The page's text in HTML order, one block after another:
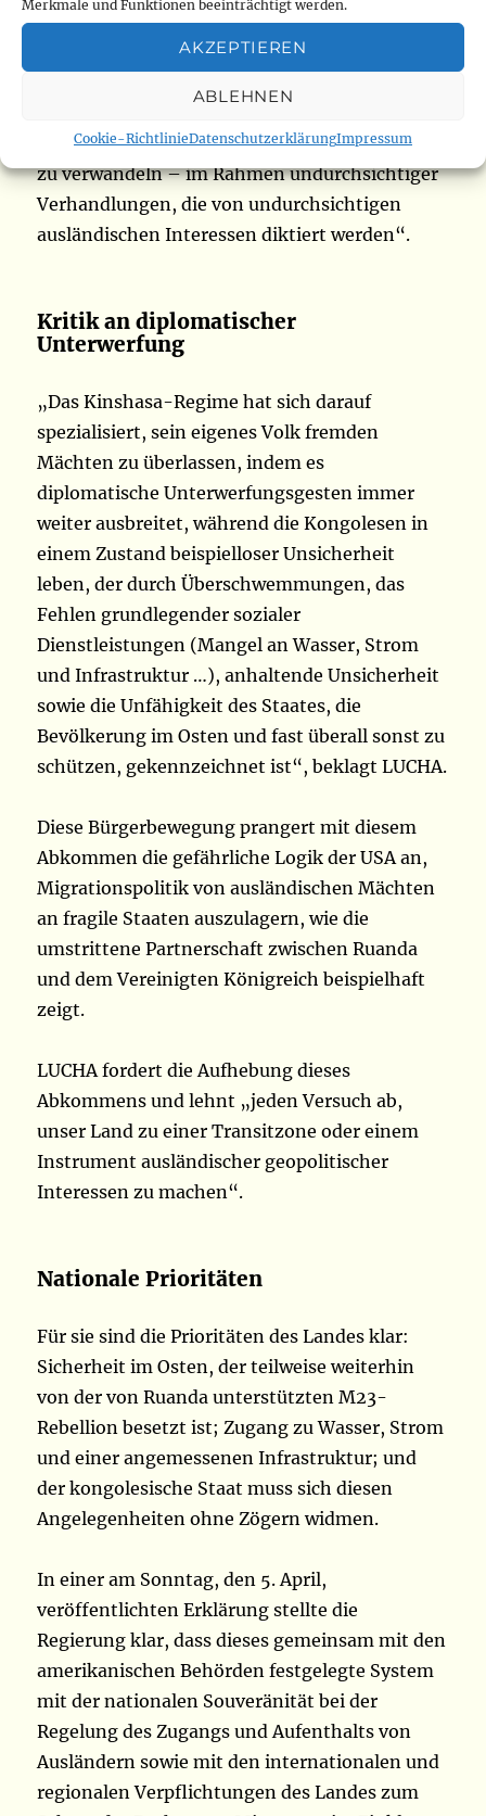
Merkmale und Funktionen beeinträchtigt werden.
AKZEPTIEREN
ABLEHNEN
Cookie-RichtlinieDatenschutzerklärungImpressum
Entscheidung des Regimes in Kinshasa und
kritisiert die internationale Zusammenarbeit
andernorts abgelehnte Bevölkerungsgruppen
zu verwandeln – im Rahmen undurchsichtiger
Verhandlungen, die von undurchsichtigen
ausländischen Interessen diktiert werden“.
Kritik an diplomatischer
Unterwerfung
„Das Kinshasa-Regime hat sich darauf
spezialisiert, sein eigenes Volk fremden
Mächten zu überlassen, indem es
diplomatische Unterwerfungsgesten immer
weiter ausbreitet, während die Kongolesen in
einem Zustand beispielloser Unsicherheit
leben, der durch Überschwemmungen, das
Fehlen grundlegender sozialer
Dienstleistungen (Mangel an Wasser, Strom
und Infrastruktur …), anhaltende Unsicherheit
sowie die Unfähigkeit des Staates, die
Bevölkerung im Osten und fast überall sonst zu
schützen, gekennzeichnet ist“, beklagt LUCHA.
Diese Bürgerbewegung prangert mit diesem
Abkommen die gefährliche Logik der USA an,
Migrationspolitik von ausländischen Mächten
an fragile Staaten auszulagern, wie die
umstrittene Partnerschaft zwischen Ruanda
und dem Vereinigten Königreich beispielhaft
zeigt.
LUCHA fordert die Aufhebung dieses
Abkommens und lehnt „jeden Versuch ab,
unser Land zu einer Transitzone oder einem
Instrument ausländischer geopolitischer
Interessen zu machen“.
Nationale Prioritäten
Für sie sind die Prioritäten des Landes klar:
Sicherheit im Osten, der teilweise weiterhin
von der von Ruanda unterstützten M23-
Rebellion besetzt ist; Zugang zu Wasser, Strom
und einer angemessenen Infrastruktur; und
der kongolesische Staat muss sich diesen
Angelegenheiten ohne Zögern widmen.
In einer am Sonntag, den 5. April,
veröffentlichten Erklärung stellte die
Regierung klar, dass dieses gemeinsam mit den
amerikanischen Behörden festgelegte System
mit der nationalen Souveränität bei der
Regelung des Zugangs und Aufenthalts von
Ausländern sowie mit den internationalen und
regionalen Verpflichtungen des Landes zum